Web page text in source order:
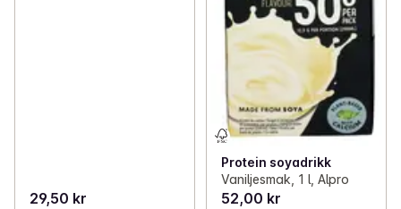
29,50 kr
Protein soyadrikk
Vaniljesmak, 1 l, Alpro
52,00 kr